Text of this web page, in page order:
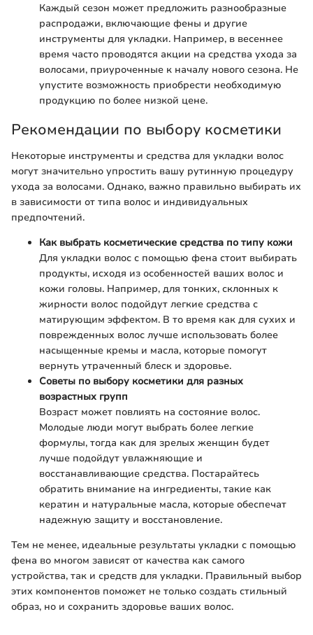
Каждый сезон может предложить разнообразные
распродажи, включающие фены и другие
инструменты для укладки. Например, в весеннее
время часто проводятся акции на средства ухода за
волосами, приуроченные к началу нового сезона. Не
упустите возможность приобрести необходимую
продукцию по более низкой цене.
Рекомендации по выбору косметики
Некоторые инструменты и средства для укладки волос
могут значительно упростить вашу рутинную процедуру
ухода за волосами. Однако, важно правильно выбирать их
в зависимости от типа волос и индивидуальных
предпочтений.
Как выбрать косметические средства по типу кожи
Для укладки волос с помощью фена стоит выбирать
продукты, исходя из особенностей ваших волос и
кожи головы. Например, для тонких, склонных к
жирности волос подойдут легкие средства с
матирующим эффектом. В то время как для сухих и
поврежденных волос лучше использовать более
насыщенные кремы и масла, которые помогут
вернуть утраченный блеск и здоровье.
Советы по выбору косметики для разных
возрастных групп
Возраст может повлиять на состояние волос.
Молодые люди могут выбрать более легкие
формулы, тогда как для зрелых женщин будет
лучше подойдут увлажняющие и
восстанавливающие средства. Постарайтесь
обратить внимание на ингредиенты, такие как
кератин и натуральные масла, которые обеспечат
надежную защиту и восстановление.
Тем не менее, идеальные результаты укладки с помощью
фена во многом зависят от качества как самого
устройства, так и средств для укладки. Правильный выбор
этих компонентов поможет не только создать стильный
образ, но и сохранить здоровье ваших волос.